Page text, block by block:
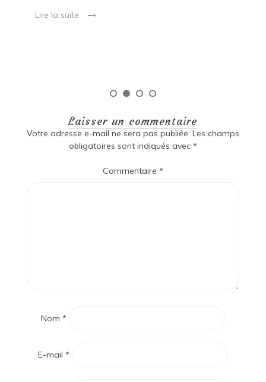
Lire la suite
Laisser un commentaire
Votre adresse e-mail ne sera pas publiée. Les champs
obligatoires sont indiqués avec *
Commentaire *
Nom *
E-mail *